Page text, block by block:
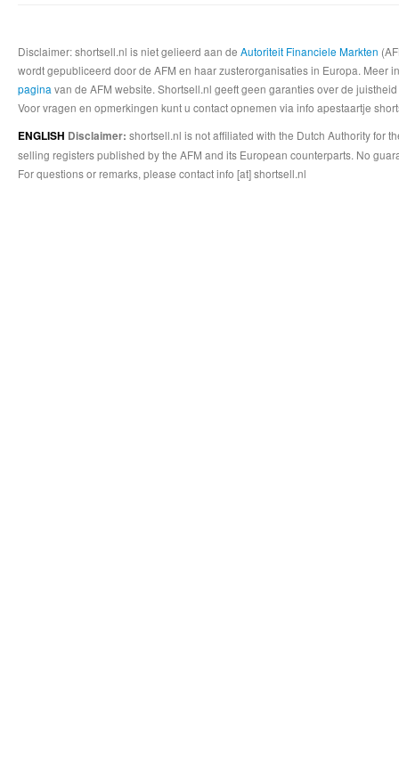
Disclaimer: shortsell.nl is niet gelieerd aan de Autoriteit Financiele Markten
wordt gepubliceerd door de AFM en haar zusterorganisaties in Europa.
pagina van de AFM website. Shortsell.nl geeft geen garanties over de
Voor vragen en opmerkingen kunt u contact opnemen via info apestaartje
ENGLISH Disclaimer: shortsell.nl is not affiliated with the Dutch Authority for
selling registers published by the AFM and its European counterparts. No
For questions or remarks, please contact info [at] shortsell.nl